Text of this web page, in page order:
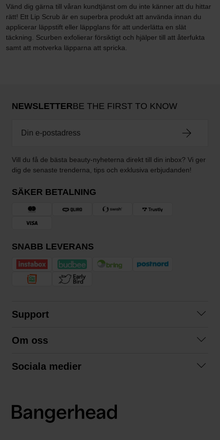
Vänd dig gärna till våran kundtjänst om du inte känner att du hittar
rätt! Ett Lip Scrub är en superbra produkt att använda innan du
applicerar läppstift eller läppglans för att underlätta en slät
täckning. Scurben exfolierar försiktigt och hjälper till att återfukta
samt att motverka läpparna att spricka.
NEWSLETTERBE THE FIRST TO KNOW
Vill du få de bästa beauty-nyheterna direkt till din inbox? Vi ger
dig de senaste trenderna, tips och exklusiva erbjudanden!
SÄKER BETALNING
SNABB LEVERANS
Support
Köpvillkor
Om oss
Våra fraktalternativ
Sociala medier
LinkedIn